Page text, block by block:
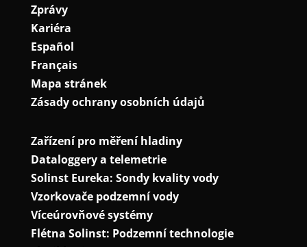
Zprávy
Kariéra
Español
Français
Mapa stránek
Zásady ochrany osobních údajů
Zařízení pro měření hladiny
Dataloggery a telemetrie
Solinst Eureka: Sondy kvality vody
Vzorkovače podzemní vody
Víceúrovňové systémy
Flétna Solinst: Podzemní technologie